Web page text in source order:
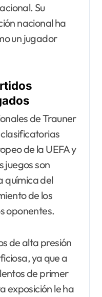
Su
nacional ha
un jugador
de Trauner
de la UEFA y
juegos son
química del
de los
oponentes.
de alta presión
ya que a
de primer
exposición le ha